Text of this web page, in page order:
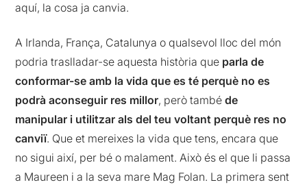
aquí, la cosa ja canvia.
A Irlanda, França, Catalunya o qualsevol lloc del món
podria traslladar-se aquesta història que parla de
conformar-se amb la vida que es té perquè no es
podrà aconseguir res millor, però tambéde
manipular i utilitzar als del teu voltant perquè res no
canviï. Que et mereixes la vida que tens, encara que
no sigui així, per bé o malament. Això és el que li passa
a Maureen i a la seva mare Mag Folan. La primera sent